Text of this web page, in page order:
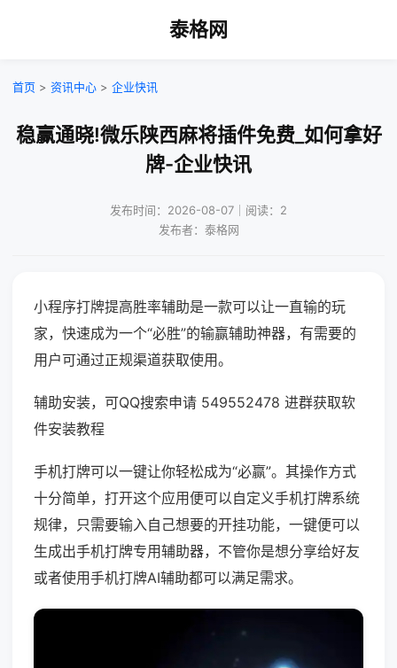
泰格网
首页 > 资讯中心 > 企业快讯
稳赢通晓!微乐陕西麻将插件免费_如何拿好
牌-企业快讯
发布时间：2026-08-07｜阅读：2
发布者：泰格网
小程序打牌提高胜率辅助是一款可以让一直输的玩
家，快速成为一个“必胜”的输赢辅助神器，有需要的
用户可通过正规渠道获取使用。
辅助安装，可QQ搜索申请 549552478 进群获取软
件安装教程
手机打牌可以一键让你轻松成为“必赢”。其操作方式
十分简单，打开这个应用便可以自定义手机打牌系统
规律，只需要输入自己想要的开挂功能，一键便可以
生成出手机打牌专用辅助器，不管你是想分享给好友
或者使用手机打牌AI辅助都可以满足需求。